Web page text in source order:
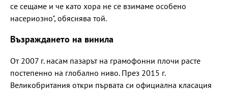
се сещаме и че като хора не се взимаме особено
насериозно", обяснява той.
Възраждането на винила
От 2007 г. насам пазарът на грамофонни плочи расте
постепенно на глобално ниво. През 2015 г.
Великобритания откри първата си официална класация